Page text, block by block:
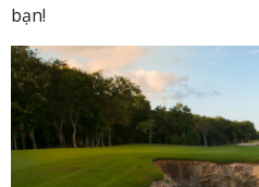
bạn!